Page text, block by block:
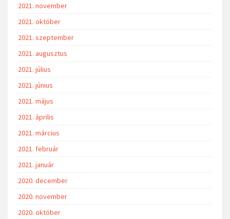
2021. november
2021. október
2021. szeptember
2021. augusztus
2021. július
2021. június
2021. május
2021. április
2021. március
2021. február
2021. január
2020. december
2020. november
2020. október